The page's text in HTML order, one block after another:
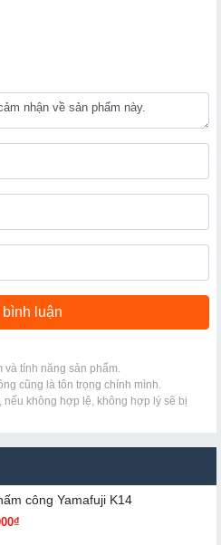
và tính năng sản phẩm.
cũng là tôn trọng chính mình.
nếu không hợp lệ, không hợp lý sẽ bị
cô​ng Yamafuji K14